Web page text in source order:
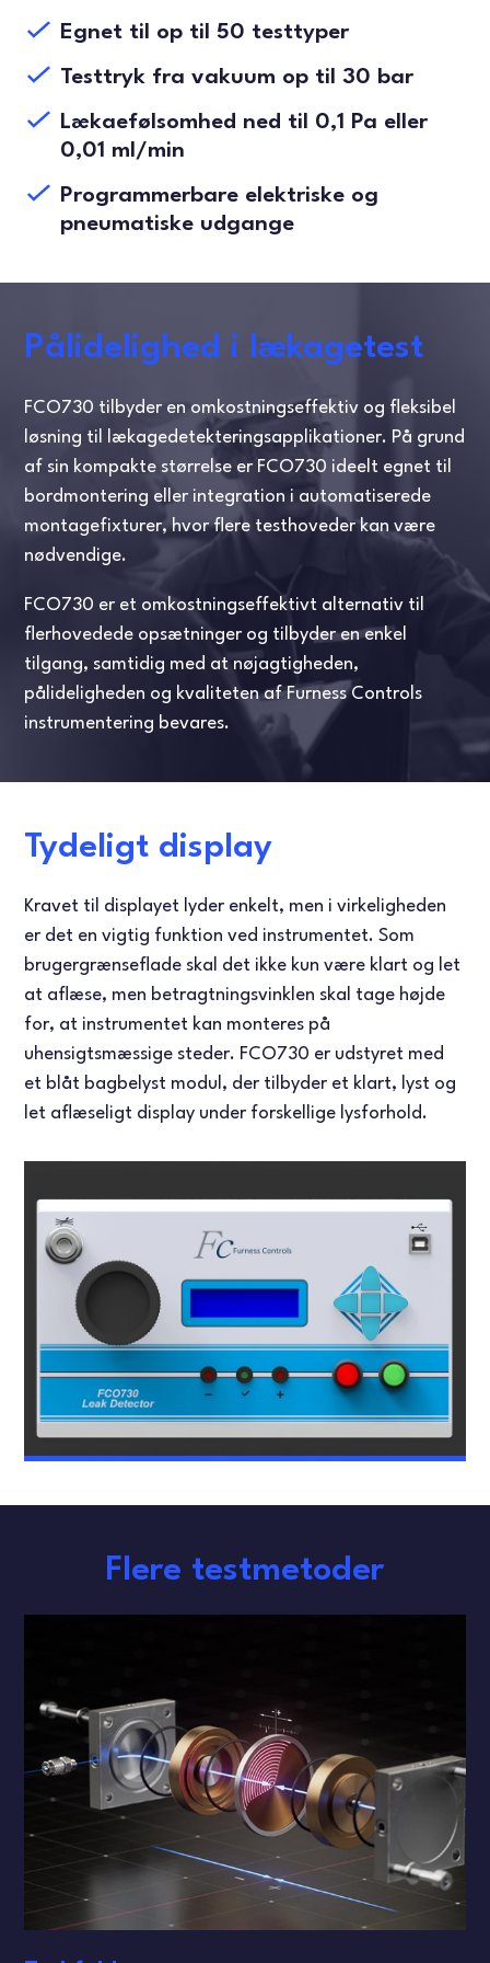
Egnet til op til 50 testtyper
Testtryk fra vakuum op til 30 bar
Lækaefølsomhed ned til 0,1 Pa eller
0,01 ml/min
Programmerbare elektriske og
pneumatiske udgange
Pålidelighed i lækagetest
FCO730 tilbyder en omkostningseffektiv og fleksibel
løsning til lækagedetekteringsapplikationer. På grund
af sin kompakte størrelse er FCO730 ideelt egnet til
bordmontering eller integration i automatiserede
montagefixturer, hvor flere testhoveder kan være
nødvendige.
FCO730 er et omkostningseffektivt alternativ til
flerhovedede opsætninger og tilbyder en enkel
tilgang, samtidig med at nøjagtigheden,
pålideligheden og kvaliteten af Furness Controls
instrumentering bevares.
Tydeligt display
Kravet til displayet lyder enkelt, men i virkeligheden
er det en vigtig funktion ved instrumentet. Som
brugergrænseflade skal det ikke kun være klart og let
at aflæse, men betragtningsvinklen skal tage højde
for, at instrumentet kan monteres på
uhensigtsmæssige steder. FCO730 er udstyret med
et blåt bagbelyst modul, der tilbyder et klart, lyst og
let aflæseligt display under forskellige lysforhold.
Flere testmetoder